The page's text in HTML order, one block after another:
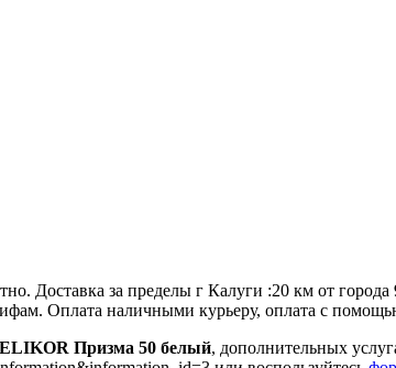
Доставка за пределы г Калуги :20 км от
Оплата наличными курьеру, оплата с
ELIKOR Призма 50 белый, дополнительных